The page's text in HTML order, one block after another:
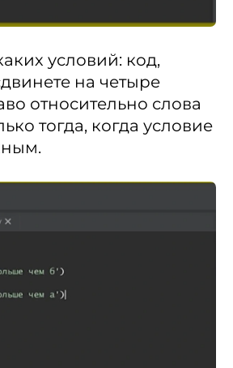
условий: код,
на четыре
относительно слова
тогда, когда условие